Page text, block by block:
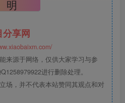
明
享网
来源于网络，仅供大家学习与参
进行删除处理。
场，并不代表本站赞同其观点和对